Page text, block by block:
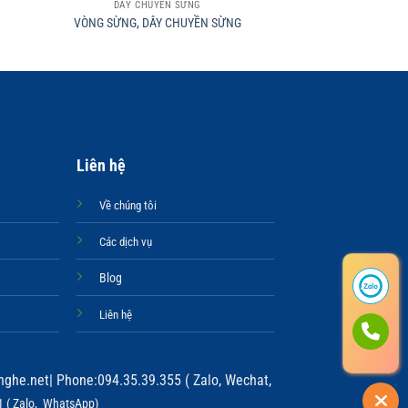
DÂY CHUYỀN SỪNG
VÒNG SỪNG, DÂY CHUYỀN SỪNG
Liên hệ
Về chúng tôi
Các dịch vụ
Blog
Liên hệ
| Phone:094.35.39.355 ( Zalo, Wechat,
( Zalo, WhatsApp)